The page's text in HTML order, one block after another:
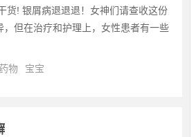
货! 银屑病退退退！女神们请查收这份
但在治疗和护理上，女性患者有一些
药物 宝宝